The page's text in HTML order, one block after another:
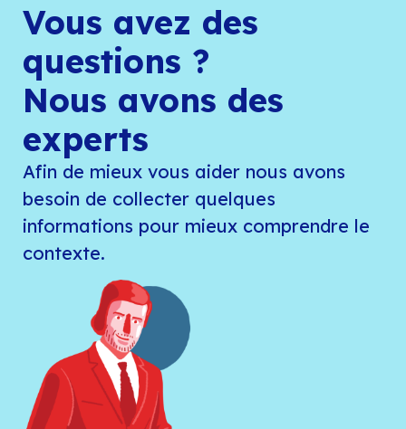
Vous avez des
questions ?
Nous avons des
experts
Afin de mieux vous aider nous avons
besoin de collecter quelques
informations pour mieux comprendre le
contexte.